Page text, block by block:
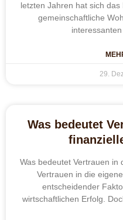
letzten Jahren hat sich
gemeinschaftliche
29.
Was bedeutet
Was bedeutet Vertrauen in
Vertrauen in die
entscheidender
wirtschaftlichen Erfolg.